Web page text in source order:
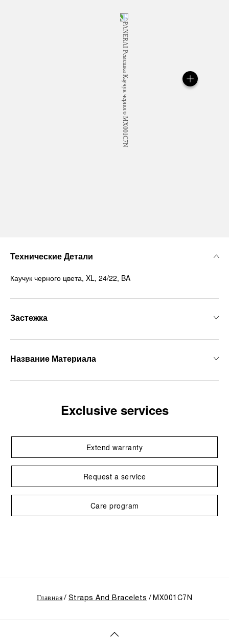
Технические Детали
Каучук черного цвета, XL, 24/22, BA
Застежка
Название Материала
Exclusive services
Extend warranty
Request a service
Care program
Главная Straps And Bracelets MX001C7N